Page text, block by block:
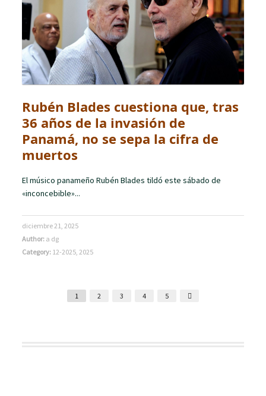
Rubén Blades cuestiona que, tras
36 años de la invasión de
Panamá, no se sepa la cifra de
muertos
El músico panameño Rubén Blades tildó este sábado de
«inconcebible»...
diciembre 21, 2025
Author: a dg
Category: 12-2025 ,2025
1 2 3 4 5